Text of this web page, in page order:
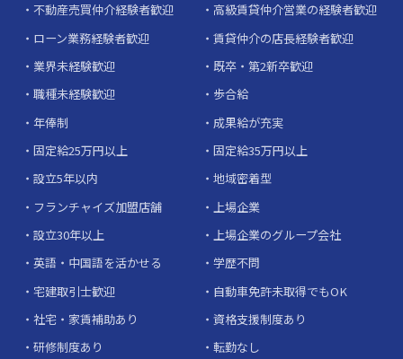
不動産売買仲介経験者歓迎
高級賃貸仲介営業の経験者歓迎
ローン業務経験者歓迎
賃貸仲介の店長経験者歓迎
業界未経験歓迎
既卒・第2新卒歓迎
職種未経験歓迎
歩合給
年俸制
成果給が充実
固定給25万円以上
固定給35万円以上
設立5年以内
地域密着型
フランチャイズ加盟店舗
上場企業
設立30年以上
上場企業のグループ会社
英語・中国語を活かせる
学歴不問
宅建取引士歓迎
自動車免許未取得でもOK
社宅・家賃補助あり
資格支援制度あり
研修制度あり
転勤なし